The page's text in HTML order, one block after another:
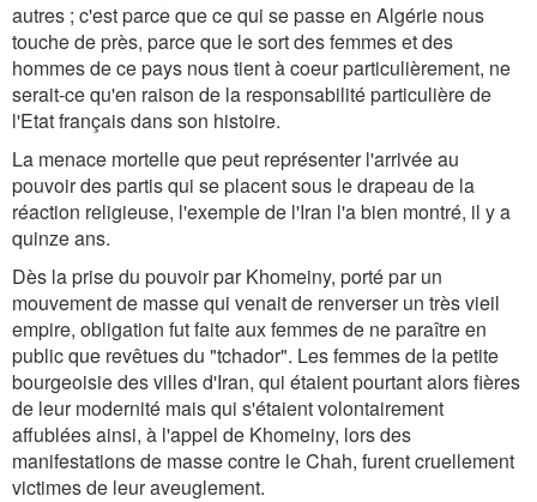
autres ; c'est parce que ce qui se passe en Algérie nous
touche de près, parce que le sort des femmes et des
hommes de ce pays nous tient à coeur particulièrement, ne
serait-ce qu'en raison de la responsabilité particulière de
l'Etat français dans son histoire.
La menace mortelle que peut représenter l'arrivée au
pouvoir des partis qui se placent sous le drapeau de la
réaction religieuse, l'exemple de l'Iran l'a bien montré, il y a
quinze ans.
Dès la prise du pouvoir par Khomeiny, porté par un
mouvement de masse qui venait de renverser un très vieil
empire, obligation fut faite aux femmes de ne paraître en
public que revêtues du "tchador". Les femmes de la petite
bourgeoisie des villes d'Iran, qui étaient pourtant alors fières
de leur modernité mais qui s'étaient volontairement
affublées ainsi, à l'appel de Khomeiny, lors des
manifestations de masse contre le Chah, furent cruellement
victimes de leur aveuglement.